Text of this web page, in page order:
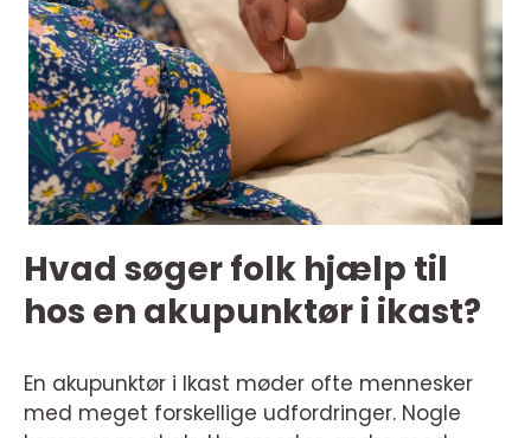
Hvad søger folk hjælp til
hos en akupunktør i ikast?
En akupunktør i Ikast møder ofte mennesker
med meget forskellige udfordringer. Nogle